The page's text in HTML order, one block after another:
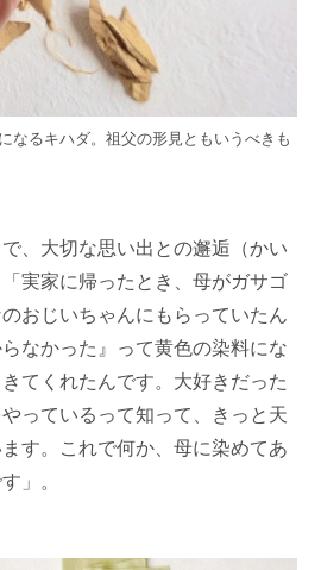
なるキハダ。祖父の形見ともいうべきも
、大切な思い出との邂逅（かい
実家に帰ったとき、母がガサゴ
おじいちゃんにもらっていたん
なかった』って黄色の染料にな
てくれたんです。大好きだった
っているって知って、きっと天
す。これで何か、母に染めてあ
」。